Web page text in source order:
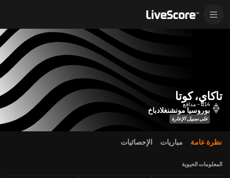
تاكاي، كوتا
#14 - مدافع
بوروسيا مونشنغلادباخ
على سبيل الإعارة
نظرة عامة مباريات الإحصائيات
المعلومات الحيوية